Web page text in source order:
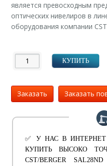
является превосходным
оптических нивелиров в
оборудования компании
КУПИТЬ
Заказать Заказать
✅ У НАС В
КУПИТЬ ВЫСОКО
CST/BERGER